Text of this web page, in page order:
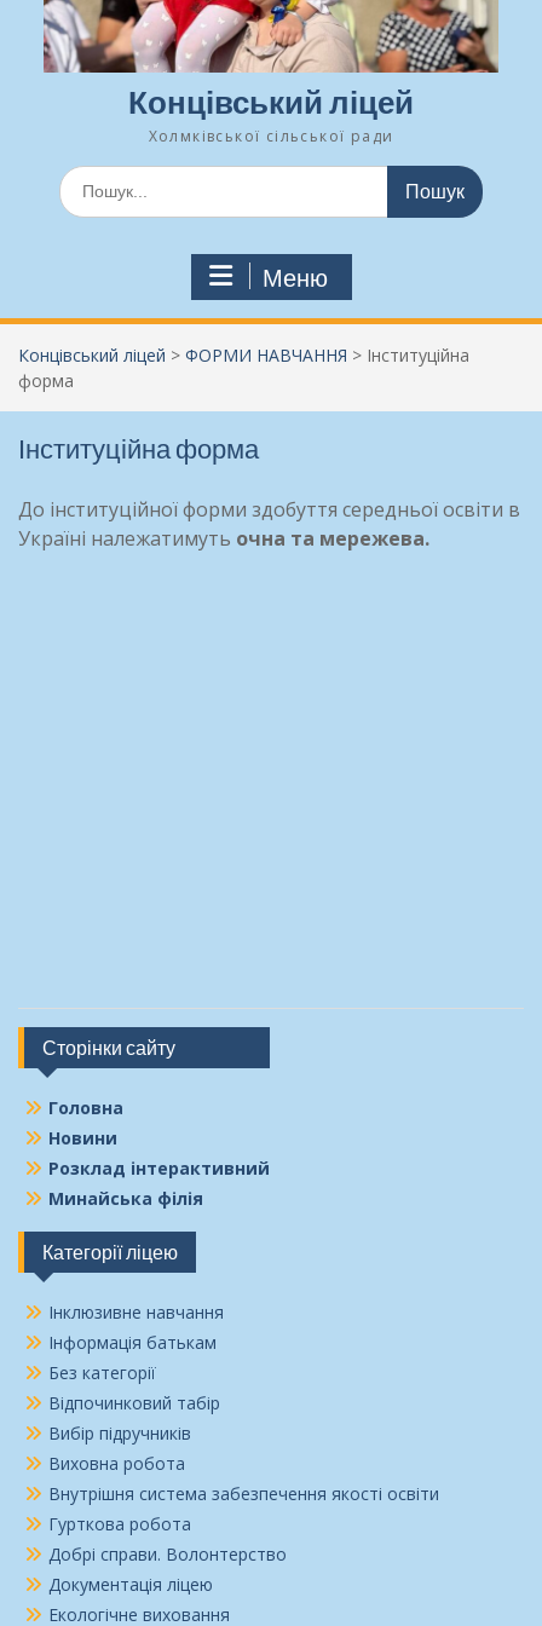
Концівський ліцей
Холмківської сільської ради
Шукати:
Меню
Концівський ліцей > ФОРМИ НАВЧАННЯ > Інституційна
форма
Інституційна форма
До інституційної форми здобуття середньої освіти в
Україні належатимуть очна та мережева.
Сторінки сайту
Головна
Новини
Розклад інтерактивний
Минайська філія
Категорії ліцею
Інклюзивне навчання
Інформація батькам
Без категорії
Відпочинковий табір
Вибір підручників
Виховна робота
Внутрішня система забезпечення якості освіти
Гурткова робота
Добрі справи. Волонтерство
Документація ліцею
Екологічне виховання